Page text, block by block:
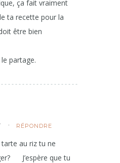
ça fait vraiment
ta recette pour la
être bien
partage.
RÉPONDRE
au riz tu ne
J’espère que tu